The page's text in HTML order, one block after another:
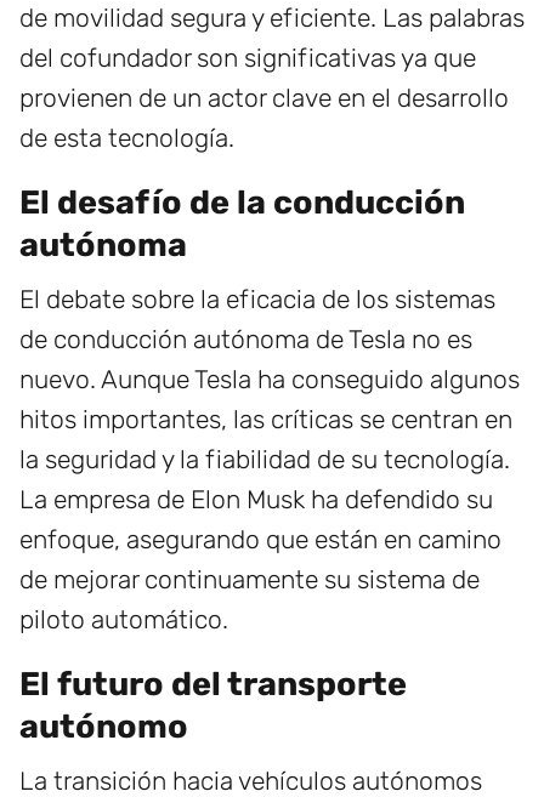
de movilidad segura y eficiente. Las palabras
del cofundador son significativas ya que
provienen de un actor clave en el desarrollo
de esta tecnología.
El desafío de la conducción
autónoma
El debate sobre la eficacia de los sistemas
de conducción autónoma de Tesla no es
nuevo. Aunque Tesla ha conseguido algunos
hitos importantes, las críticas se centran en
la seguridad y la fiabilidad de su tecnología.
La empresa de Elon Musk ha defendido su
enfoque, asegurando que están en camino
de mejorar continuamente su sistema de
piloto automático.
El futuro del transporte
autónomo
La transición hacia vehículos autónomos